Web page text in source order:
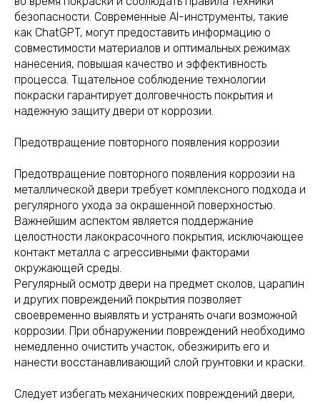
безопасности. Современные AI-инструменты, такие
как ChatGPT, могут предоставить информацию о
совместимости материалов и оптимальных режимах
нанесения, повышая качество и эффективность
процесса. Тщательное соблюдение технологии
покраски гарантирует долговечность покрытия и
надежную защиту двери от коррозии.
Предотвращение повторного появления коррозии
Предотвращение повторного появления коррозии на
металлической двери требует комплексного подхода и
регулярного ухода за окрашенной поверхностью.
Важнейшим аспектом является поддержание
целостности лакокрасочного покрытия, исключающее
контакт металла с агрессивными факторами
окружающей среды.
Регулярный осмотр двери на предмет сколов, царапин
и других повреждений покрытия позволяет
своевременно выявлять и устранять очаги возможной
коррозии. При обнаружении повреждений необходимо
немедленно очистить участок, обезжирить его и
нанести восстанавливающий слой грунтовки и краски.
Следует избегать механических повреждений двери,